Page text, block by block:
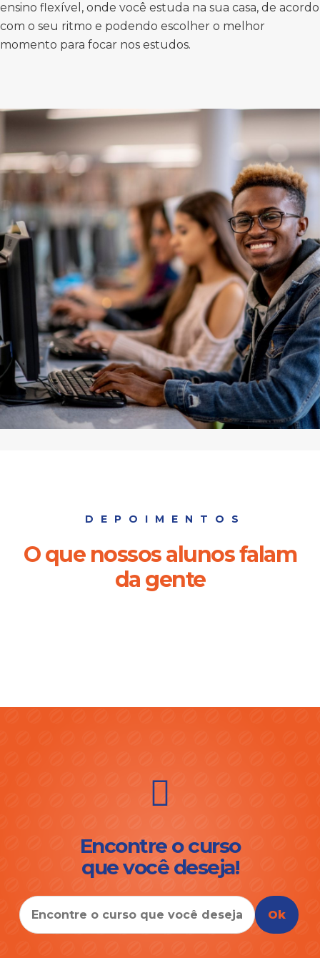
ensino flexível, onde você estuda na sua casa, de acordo
com o seu ritmo e podendo escolher o melhor
momento para focar nos estudos.
DEPOIMENTOS
O que nossos alunos falam
da gente
Encontre o curso
que você deseja!
Ok